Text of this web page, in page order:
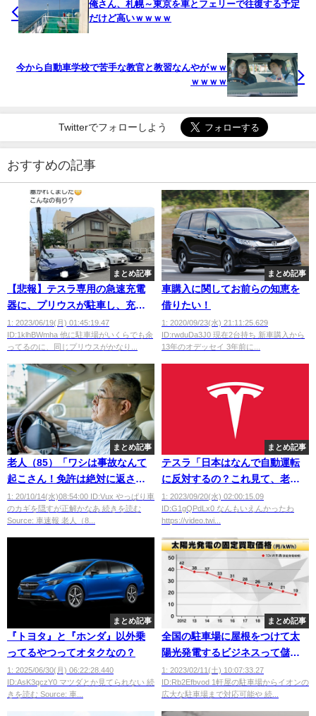
俺さん、札幌～東京を車とフェリーで往復する予定
だけど高いｗｗｗｗ
今から自動車学校で苦手な教官と教習なんやがｗｗ
ｗｗｗｗ
Twitterでフォローしよう
おすすめの記事
まとめ記事
【悲報】テスラ専用の急速充電
器に、プリウスが駐車し、充電
を阻止する斬新な嫌がらせが発
生ｗ
1: 2023/06/19(月) 01:45:19.47
ID:1klhBWmha 他に駐車場がいくらでも余
ってるのに、同じプリウスがかなり...
まとめ記事
車購入に関してお前らの知恵を
借りたい！
1: 2020/09/23(水) 21:11:25.629
ID:rwduDa3J0 現在2台持ち 新車購入から
13年のオデッセイ 3年前に...
まとめ記事
老人（85）「ワシは事故なんて
起こさん！免許は絶対に返さん
ぞ！」←どう説得する？
1: 20/10/14(水)08:54:00 ID:Vux やっぱり車
のカギを隠すが正解かなあ 続きを読む
Source: 車速報 老人（8...
まとめ記事
テスラ「日本はなんで自動運転
に反対するの？これ見て、老人
より安全だよ」
1: 2023/09/20(水) 02:00:15.09
ID:G1gQPdLx0 なんもいえんかったわ
https://video.twi...
まとめ記事
『トヨタ』と『ホンダ』以外乗
ってるやつってオタクなの？
1: 2025/06/30(月) 06:22:28.440
ID:AsK3qczY0 マツダとか見てられない 続
きを読む Source: 車...
まとめ記事
全国の駐車場に屋根をつけて太
陽光発電するビジネスって儲か
るんじゃね？
1: 2023/02/11(土) 10:07:33.27
ID:Rb2Efbvod 1軒屋の駐車場からイオンの
広大な駐車場まで対応可能や 続...